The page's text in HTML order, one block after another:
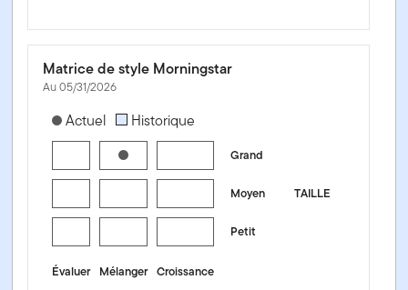
Matrice de style Morningstar
Au 05/31/2026
[products.morningstar-stylebox-title-sr-equity]
Actuel Historique
Grand
TAILLE
Moyen
Petit
Évaluer Mélanger Croissance